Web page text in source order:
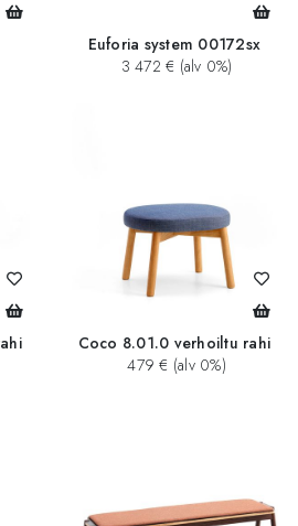
Euforia system 00172sx
3 472 € (alv 0%)
Coco 8.01.0 verhoiltu rahi
479 € (alv 0%)